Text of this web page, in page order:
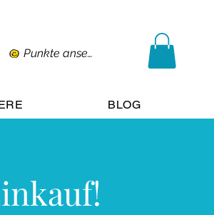
Punkte ansehen
BLOG